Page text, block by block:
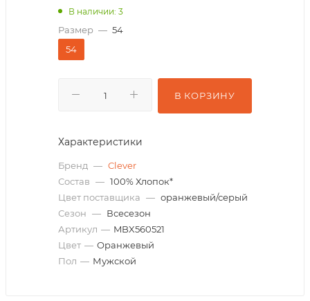
В наличии: 3
Размер — 54
54
В КОРЗИНУ
Характеристики
Бренд — Clever
Состав — 100% Хлопок*
Цвет поставщика — оранжевый/серый
Сезон — Всесезон
Артикул — MBX560521
Цвет — Оранжевый
Пол — Мужской